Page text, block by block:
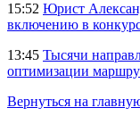
15:52 Юрист
включению в
13:45 Тысячи
оптимизации
Вернуться на